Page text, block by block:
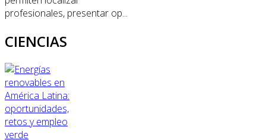
profesionales, presentar op...
CIENCIAS